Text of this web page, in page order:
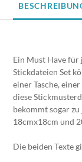
Ein Must Have
Stickdateien Set
einer Tasche,
diese
bekommt sogar
18cmx18cm und
Die beiden Texte